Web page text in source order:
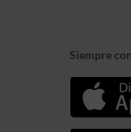
Siempre